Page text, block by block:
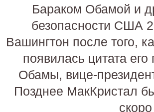
Бараком Обамой и
безопасности США
Вашингтон после того,
появилась цитата
Обамы, вице-
Позднее МакКристал